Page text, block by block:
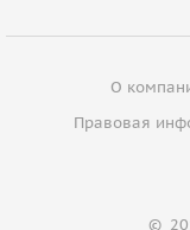
О
Правовая
©